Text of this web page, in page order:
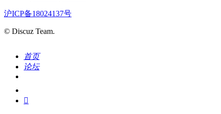
沪ICP备18024137号
© Discuz Team.
首页
论坛
我的
